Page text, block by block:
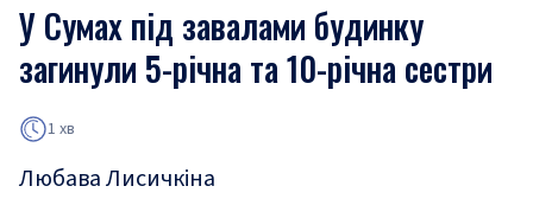
У Сумах під завалами будинку
загинули 5-річна та 10-річна сестри
1 хв
Любава Лисичкіна